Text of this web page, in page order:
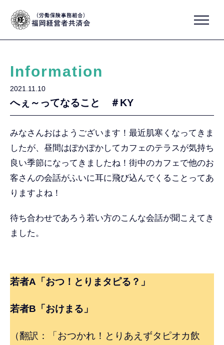
Information
2021.11.10
へぇ～ってなること ＃KY
みなさんおはようございます！最近肌寒くなってきま
したが、昼間はぽかぽかしてカフェのテラスが気持ち
良い季節になってきましたね！街中のカフェで他のお
客さんの会話がふいに耳に飛び込んでくることってあ
りますよね！
待ち合わせであろう若い方のこんな会話が聞こえてき
ました。
若者A「おつ！とりまタピる？」
若者B「おけまる」
（翻訳：「おつかれ！とりあえずタピオカ飲